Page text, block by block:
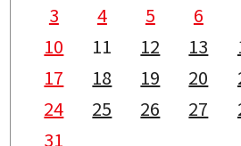
3
4 5 6
10
11 12 13
17
18 19 20
24
25 26 27
31